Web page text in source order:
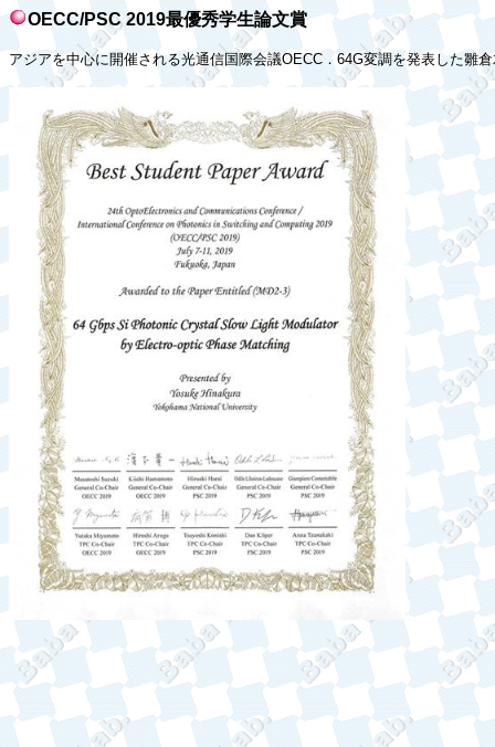
OECC/PSC 2019最優秀学生論文賞
アジアを中心に開催される光通信国際会議OECC ． 64G変調を発表した雛